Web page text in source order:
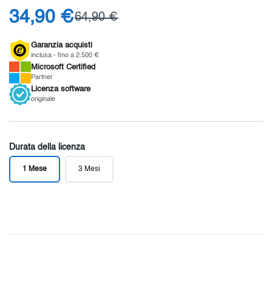
34,90 €64,90 €
Garanzia acquisti
inclusa - fino a 2.500 €
Microsoft Certified
Partner
Licenza software
originale
Durata della licenza
1 Mese 3 Mesi